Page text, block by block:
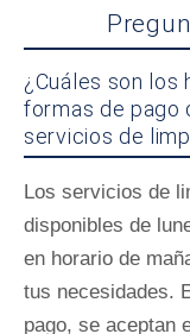
¿Cuáles son los
formas de pago
servicios de
Los servicios de
disponibles de
en horario de
tus necesidades.
pago, se aceptan